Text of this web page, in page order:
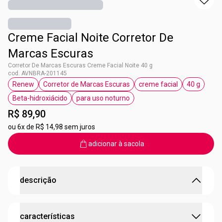
Creme Facial Noite Corretor De
Marcas Escuras
Corretor De Marcas Escuras Creme Facial Noite 40 g
cod. AVNBRA-201145
etiqueta Renew
Renew
etiqueta Corretor de Marcas Escuras
Corretor de Marcas Escuras
etiqueta creme
creme facial
etiqueta
40 g
etiqueta Beta-hidroxiácido
Beta-hidroxiácido
etiqueta para uso noturno
para uso noturno
R$ 89,90
ou 6x de R$ 14,98 sem juros
adicionar à sacola
descrição
O creme facial noite corretor de marcas escuras Renew
características